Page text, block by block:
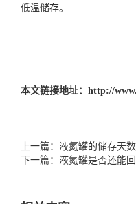
低温储存。
本文链接地址： http://
上一篇：液氮罐的储存天
下一篇：液氮罐是否还能